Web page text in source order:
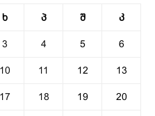
ხ პ შ კ
3 4 5 6
10 11 12 13
17 18 19 20